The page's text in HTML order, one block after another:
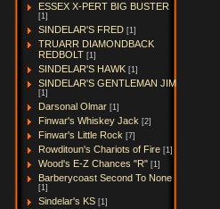
ESSEX X-PERT BIG BUSTER
[1]
SINDELAR'S FRED [1]
TRUARR DIAMONDBACK
REDBOLT [1]
SINDELAR'S HAWK [1]
SINDELAR'S GENTLEMAN JIM
[1]
Darsonal Olmar [1]
Finwar's Whiskey Jack [2]
Finwar's Little Rock [7]
Rowditoun's Chariots of Fire [1]
Wood's E-Z Chances "R" [1]
Barberycoast Second To None
[1]
Sindelar's KS [1]